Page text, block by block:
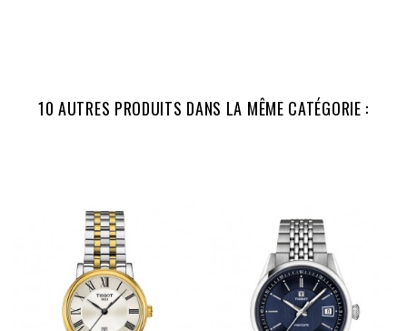
10 AUTRES PRODUITS DANS LA MÊME CATÉGORIE :